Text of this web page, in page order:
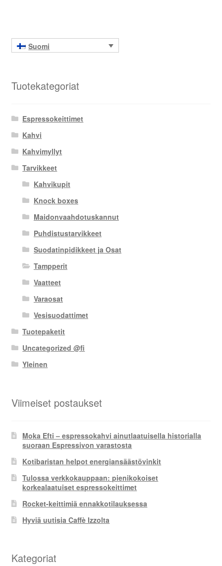
Suomi
Tuotekategoriat
Espressokeittimet
Kahvi
Kahvimyllyt
Tarvikkeet
Kahvikupit
Knock boxes
Maidonvaahdotuskannut
Puhdistustarvikkeet
Suodatinpidikkeet ja Osat
Tampperit
Vaatteet
Varaosat
Vesisuodattimet
Tuotepaketit
Uncategorized @fi
Yleinen
Viimeiset postaukset
Moka Efti – espressokahvi ainutlaatuisella historialla
suoraan Espressivon varastosta
Kotibaristan helpot energiansäästövinkit
Tulossa verkkokauppaan: pienikokoiset
korkealaatuiset espressokeittimet
Rocket-keittimiä ennakkotilauksessa
Hyviä uutisia Caffè Izzolta
Kategoriat